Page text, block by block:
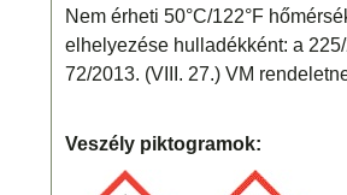
Nem érheti 50°C/122°F
elhelyezése hulladékként: a
72/2013. (VIII. 27.) VM
Veszély piktogramok: